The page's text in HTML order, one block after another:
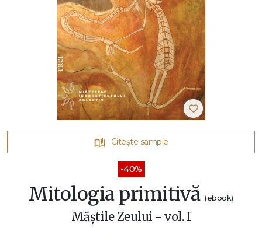
Citește sample
-40%
Mitologia primitivă(ebook)
Măștile Zeului - vol. I